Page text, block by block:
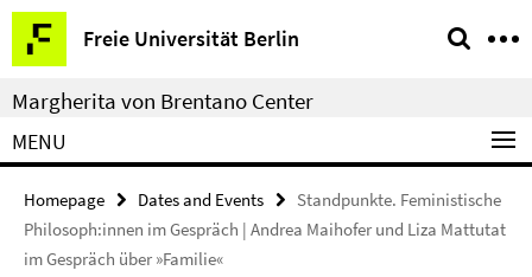
Springe
direkt
zu
Inhalt
Freie Universität Berlin
Service
Navigation
Margherita von Brentano Center
MENU
Homepage Dates and Events
Standpunkte. Feministische
Philosoph:innen im Gespräch | Andrea Maihofer und Liza Mattutat
im Gespräch über »Familie«